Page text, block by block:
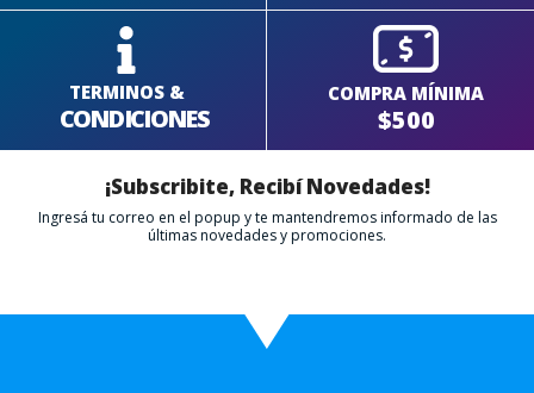
TERMINOS &
CONDICIONES
COMPRA MÍNIMA
$500
¡Subscribite, Recibí Novedades!
Ingresá tu correo en el popup y te mantendremos informado de las
últimas novedades y promociones.